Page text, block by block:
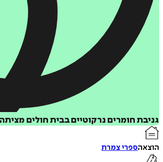
גניבת חומרים נרקוטיים בבית חולים
הוצאהספרי צמרת